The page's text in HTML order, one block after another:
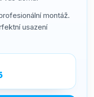
montáž.
usazení